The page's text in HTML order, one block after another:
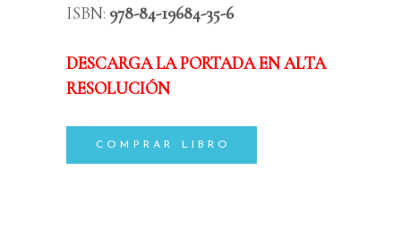
ISBN: 978-84-19684-35-6
DESCARGA LA PORTADA EN ALTA
RESOLUCIÓN
COMPRAR LIBRO